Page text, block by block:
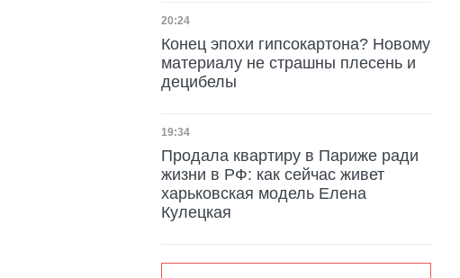
Дата публикации
20:24
Конец эпохи гипсокартона? Новому
материалу не страшны плесень и
децибелы
Дата публикации
19:34
Продала квартиру в Париже ради
жизни в РФ: как сейчас живет
харьковская модель Елена
Кулецкая